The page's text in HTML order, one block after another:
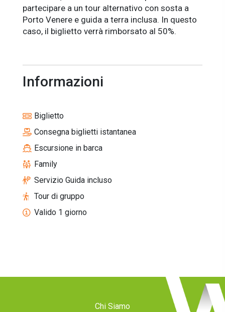
partecipare a un tour alternativo con sosta a
Porto Venere e guida a terra inclusa. In questo
caso, il biglietto verrà rimborsato al 50%.
Informazioni
Biglietto
Consegna biglietti istantanea
Escursione in barca
Family
Servizio Guida incluso
Tour di gruppo
Valido 1 giorno
Chi Siamo